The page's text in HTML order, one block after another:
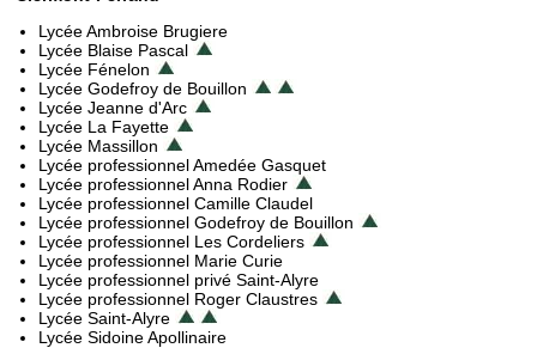
Lycée Ambroise Brugiere
Lycée Blaise Pascal
Lycée Fénelon
Lycée Godefroy de Bouillon
Lycée Jeanne d'Arc
Lycée La Fayette
Lycée Massillon
Lycée professionnel Amedée Gasquet
Lycée professionnel Anna Rodier
Lycée professionnel Camille Claudel
Lycée professionnel Godefroy de Bouillon
Lycée professionnel Les Cordeliers
Lycée professionnel Marie Curie
Lycée professionnel privé Saint-Alyre
Lycée professionnel Roger Claustres
Lycée Saint-Alyre
Lycée Sidoine Apollinaire